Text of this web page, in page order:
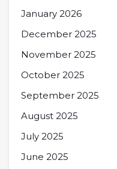
January 2026
December 2025
November 2025
October 2025
September 2025
August 2025
July 2025
June 2025